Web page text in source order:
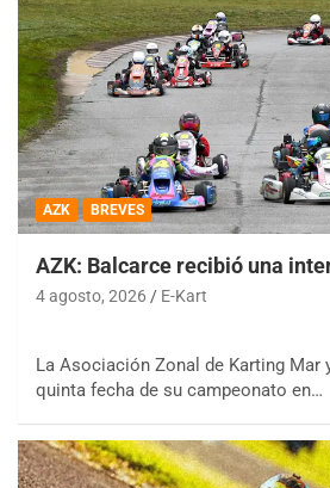
AZK BREVES
AZK: Balcarce recibió una
4 agosto, 2026 E-Kart
La Asociación Zonal de Karting Mar
quinta fecha de su campeonato en…